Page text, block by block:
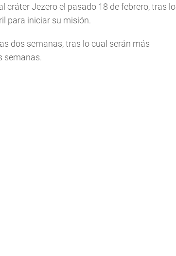
cráter Jezero el pasado 18 de febrero, tras lo
para iniciar su misión.
dos semanas, tras lo cual serán más
semanas.